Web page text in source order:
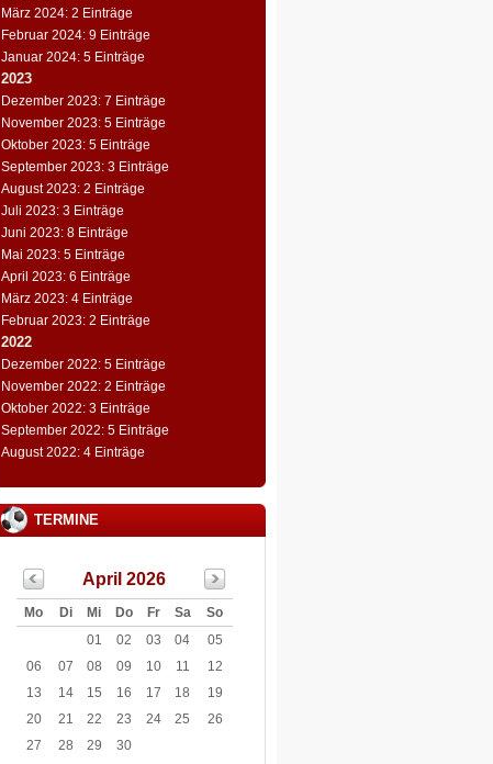
März 2024: 2 Einträge
Februar 2024: 9 Einträge
Januar 2024: 5 Einträge
2023
Dezember 2023: 7 Einträge
November 2023: 5 Einträge
Oktober 2023: 5 Einträge
September 2023: 3 Einträge
August 2023: 2 Einträge
Juli 2023: 3 Einträge
Juni 2023: 8 Einträge
Mai 2023: 5 Einträge
April 2023: 6 Einträge
März 2023: 4 Einträge
Februar 2023: 2 Einträge
2022
Dezember 2022: 5 Einträge
November 2022: 2 Einträge
Oktober 2022: 3 Einträge
September 2022: 5 Einträge
August 2022: 4 Einträge
TERMINE
April 2026
Mo Di Mi Do Fr Sa
So
01
02 03 04
05
06
07 08 09 10 11
12
13
14 15 16 17 18
19
20
21 22 23 24 25
26
27
28 29 30